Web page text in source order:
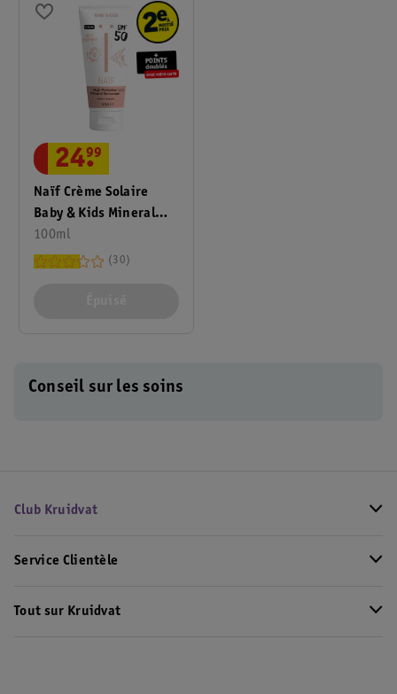
Naïf Crème Solaire
Baby & Kids Mineral
Sunscreen FPS50
100ml
24.
99
30
Conseil sur les soins
Club Kruidvat
Service Clientèle
Tout sur Kruidvat